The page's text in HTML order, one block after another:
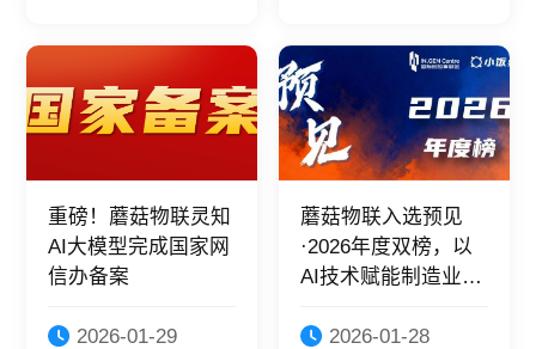
重磅！蘑菇物联灵知
AI大模型完成国家网
信办备案
2026-01-29
蘑菇物联入选预见
·2026年度双榜，以
AI技术赋能制造业绿
2026-01-28